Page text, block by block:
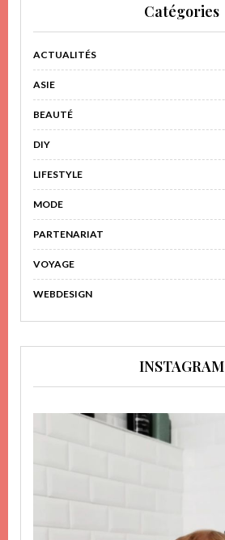
Catégories
ACTUALITÉS
ASIE
BEAUTÉ
DIY
LIFESTYLE
MODE
PARTENARIAT
VOYAGE
WEBDESIGN
INSTAGRAM